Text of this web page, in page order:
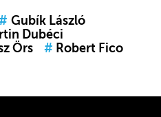
Gubík László
Dubéci
Örs # Robert Fico